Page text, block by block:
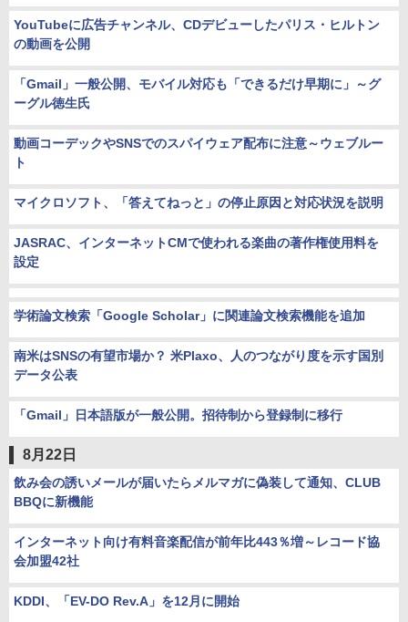
YouTubeに広告チャンネル、CDデビューしたパリス・ヒルトン
の動画を公開
「Gmail」一般公開、モバイル対応も「できるだけ早期に」～グ
ーグル徳生氏
動画コーデックやSNSでのスパイウェア配布に注意～ウェブルー
ト
マイクロソフト、「答えてねっと」の停止原因と対応状況を説明
JASRAC、インターネットCMで使われる楽曲の著作権使用料を
設定
学術論文検索「Google Scholar」に関連論文検索機能を追加
南米はSNSの有望市場か？ 米Plaxo、人のつながり度を示す国別
データ公表
「Gmail」日本語版が一般公開。招待制から登録制に移行
8月22日
飲み会の誘いメールが届いたらメルマガに偽装して通知、CLUB
BBQに新機能
インターネット向け有料音楽配信が前年比443％増～レコード協
会加盟42社
KDDI、「EV-DO Rev.A」を12月に開始